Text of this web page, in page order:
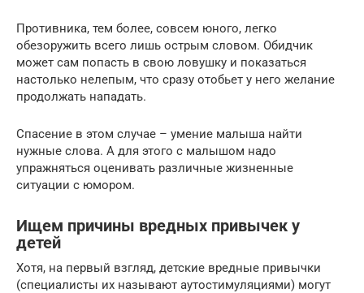
Противника, тем более, совсем юного, легко
обезоружить всего лишь острым словом. Обидчик
может сам попасть в свою ловушку и показаться
настолько нелепым, что сразу отобьет у него желание
продолжать нападать.
Спасение в этом случае – умение малыша найти
нужные слова. А для этого с малышом надо
упражняться оценивать различные жизненные
ситуации с юмором.
Ищем причины вредных привычек у
детей
Хотя, на первый взгляд, детские вредные привычки
(специалисты их называют аутостимуляциями) могут